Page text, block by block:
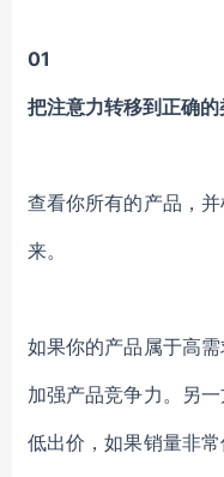
01
把注意力转移到正确
查看你所有的产品，
来。
如果你的产品属于高
加强产品竞争力。另
低出价，如果销量非